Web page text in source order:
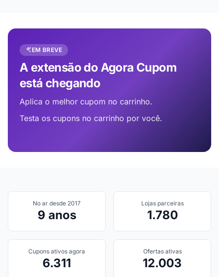
EM BREVE
A extensão do Agora Cupom
está chegando
Aplica o melhor cupom no carrinho.
Testa os cupons no carrinho por você.
No ar desde 2017
9 anos
Lojas parceiras
1.780
Cupons ativos agora
6.311
Ofertas ativas
12.003